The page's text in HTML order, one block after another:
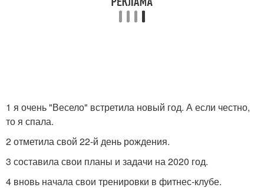
1 я очень "Весело" встретила новый год. А если честно,
то я спала.
2 отметила свой 22-й день рождения.
3 составила свои планы и задачи на 2020 год.
4 вновь начала свои тренировки в фитнес-клубе.